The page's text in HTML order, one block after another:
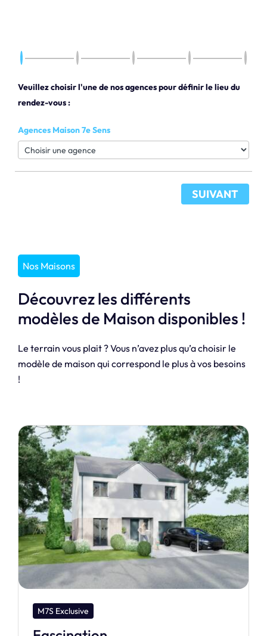
Veuillez choisir l'une de nos agences pour définir le lieu du
rendez-vous :
Agences Maison 7e Sens
SUIVANT
Nos Maisons
Découvrez les différents
modèles de Maison disponibles !
Le terrain vous plait ? Vous n’avez plus qu’a choisir le
modèle de maison qui correspond le plus à vos besoins
!
M7S Dream